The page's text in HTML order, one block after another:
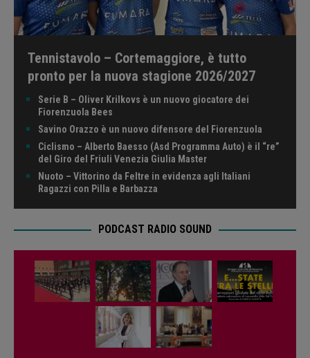
Tennistavolo – Cortemaggiore, è tutto
pronto per la nuova stagione 2026/2027
Serie B – Oliver Krilkovs è un nuovo giocatore dei
Fiorenzuola Bees
Savino Orazzo è un nuovo difensore del Fiorenzuola
Ciclismo – Alberto Baesso (Asd Programma Auto) è il “re”
del Giro del Friuli Venezia Giulia Master
Nuoto – Vittorino da Feltre in evidenza agli Italiani
Ragazzi con Pilla e Barbazza
PODCAST RADIO SOUND